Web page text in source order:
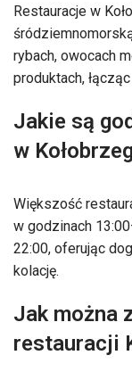
Restauracje w
rybach, owocach
produktach,
Jakie są
w
Większość
w godzinach
22:00, oferując
kolację.
Jak można
restauracji